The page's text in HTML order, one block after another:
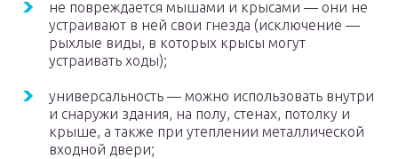
не повреждается мышами и крысами — они не
устраивают в ней свои гнезда (исключение —
рыхлые виды, в которых крысы могут
устраивать ходы);
универсальность — можно использовать внутри
и снаружи здания, на полу, стенах, потолку и
крыше, а также при утеплении металлической
входной двери;